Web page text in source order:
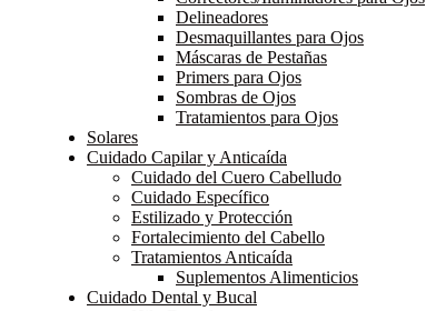
Delineadores
Desmaquillantes para Ojos
Máscaras de Pestañas
Primers para Ojos
Sombras de Ojos
Tratamientos para Ojos
Solares
Cuidado Capilar y Anticaída
Cuidado del Cuero Cabelludo
Cuidado Específico
Estilizado y Protección
Fortalecimiento del Cabello
Tratamientos Anticaída
Suplementos Alimenticios
Cuidado Dental y Bucal